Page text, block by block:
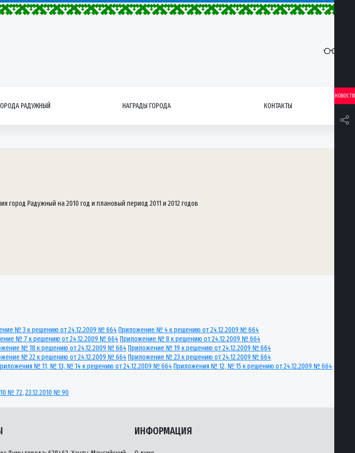
РАДУЖНЫЙ НАГРАДЫ ГОРОДА КОНТАКТЫ
НОВОСТИ
город Радужный на 2010 год и плановый период 2011 и 2012 годов
№ 3 к решению от 24.12.2009 № 664 Приложение № 4 к решению от 24.12.2009 № 664
№ 7 к решению от 24.12.2009 № 664 Приложение № 8 к решению от 24.12.2009 № 664
№ 18 к решению от 24.12.2009 № 664 Приложение № 19 к решению от 24.12.2009 № 664
№ 22 к решению от 24.12.2009 № 664 Приложение № 23 к решению от 24.12.2009 № 664
№ 11, № 13, № 14 к решению от 24.12.2009 № 664 Приложения № 12, № 15 к решению от 24.12.2009 № 664
№ 72, 23.12.2010 № 90
ИНФОРМАЦИЯ